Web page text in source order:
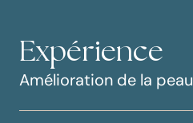
Expérience
Amélioration de la peau